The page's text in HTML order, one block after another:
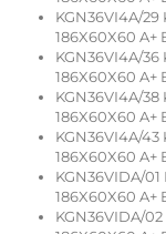
KGN36VI4A/29
186X60X60 A+
KGN36VI4A/36
186X60X60 A+
KGN36VI4A/38
186X60X60 A+
KGN36VI4A/43
186X60X60 A+
KGN36VIDA/01
186X60X60 A+
KGN36VIDA/02